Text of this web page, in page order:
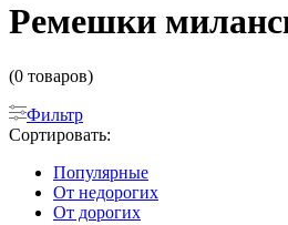
Ремешки
(0 товаров)
Фильтр
Сортировать:
Популярные
От недорогих
От дорогих